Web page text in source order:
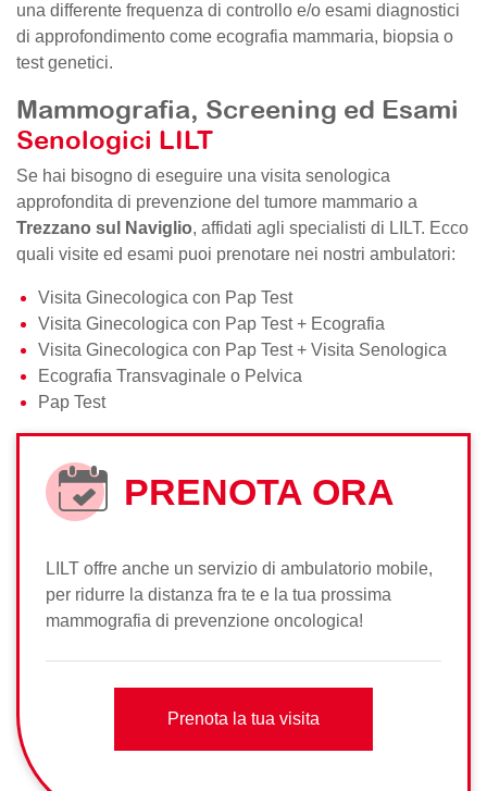
una differente frequenza di controllo e/o esami diagnostici
di approfondimento come ecografia mammaria, biopsia o
test genetici.
Mammografia, Screening ed Esami
Senologici LILT
Se hai bisogno di eseguire una visita senologica
approfondita di prevenzione del tumore mammario a
Trezzano sul Naviglio, affidati agli specialisti di LILT. Ecco
quali visite ed esami puoi prenotare nei nostri ambulatori:
Visita Ginecologica con Pap Test
Visita Ginecologica con Pap Test + Ecografia
Visita Ginecologica con Pap Test + Visita Senologica
Ecografia Transvaginale o Pelvica
Pap Test
PRENOTA ORA
LILT offre anche un servizio di ambulatorio mobile,
per ridurre la distanza fra te e la tua prossima
mammografia di prevenzione oncologica!
Prenota la tua visita